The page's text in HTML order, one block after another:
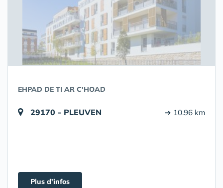
EHPAD DE TI AR C'HOAD
29170 - PLEUVEN ➔ 10.96 km
Plus d'infos